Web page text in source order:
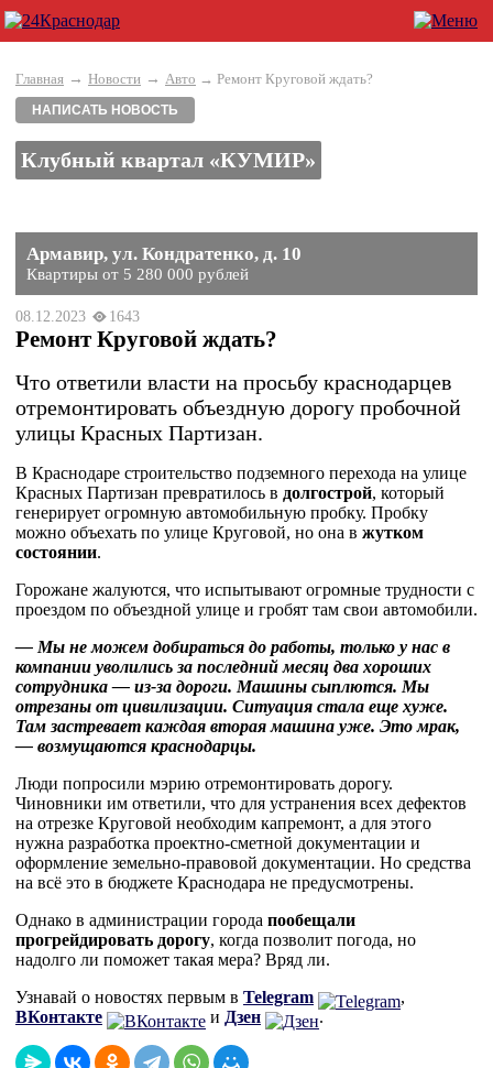
Главная → Новости → Авто → Ремонт Круговой ждать?
НАПИСАТЬ НОВОСТЬ
Клубный квартал «КУМИР»
Армавир, ул. Кондратенко, д. 10
Квартиры от 5 280 000 рублей
08.12.2023 1643
Ремонт Круговой ждать?
Что ответили власти на просьбу краснодарцев
отремонтировать объездную дорогу пробочной
улицы Красных Партизан.
В Краснодаре строительство подземного перехода на улице
Красных Партизан превратилось в долгострой, который
генерирует огромную автомобильную пробку. Пробку
можно объехать по улице Круговой, но она в жутком
состоянии.
Горожане жалуются, что испытывают огромные трудности с
проездом по объездной улице и гробят там свои автомобили.
— Мы не можем добираться до работы, только у нас в
компании уволились за последний месяц два хороших
сотрудника — из-за дороги. Машины сыплются. Мы
отрезаны от цивилизации. Ситуация стала еще хуже.
Там застревает каждая вторая машина уже. Это мрак,
— возмущаются краснодарцы.
Люди попросили мэрию отремонтировать дорогу.
Чиновники им ответили, что для устранения всех дефектов
на отрезке Круговой необходим капремонт, а для этого
нужна разработка проектно-сметной документации и
оформление земельно-правовой документации. Но средства
на всё это в бюджете Краснодара не предусмотрены.
Однако в администрации города пообещали
прогрейдировать дорогу, когда позволит погода, но
надолго ли поможет такая мера? Вряд ли.
Узнавай о новостях первым в Telegram
,
ВКонтакте
и Дзен .